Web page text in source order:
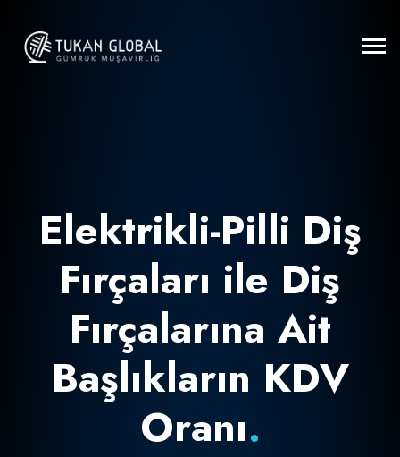
Elektrikli-Pilli Diş
Fırçaları ile Diş
Fırçalarına Ait
Başlıkların KDV
Oranı.